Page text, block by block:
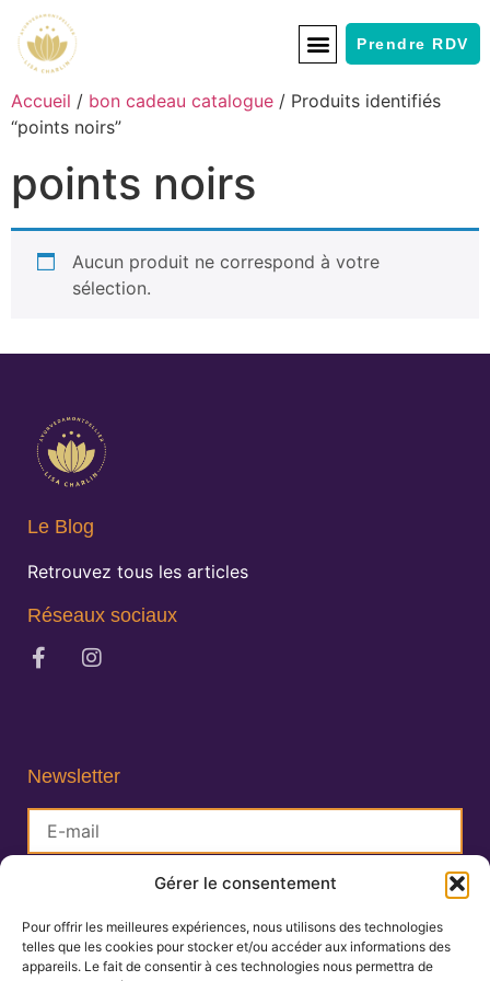
Gérer le consentement
Pour offrir les meilleures expériences, nous utilisons des technologies
telles que les cookies pour stocker et/ou accéder aux informations des
appareils. Le fait de consentir à ces technologies nous permettra de
Prendre RDV
Accueil / bon cadeau catalogue / Produits identifiés
“points noirs”
points noirs
Aucun produit ne correspond à votre
sélection.
Le Blog
Retrouvez tous les articles
Réseaux sociaux
Newsletter
S'inscrire
Lisa Charlin